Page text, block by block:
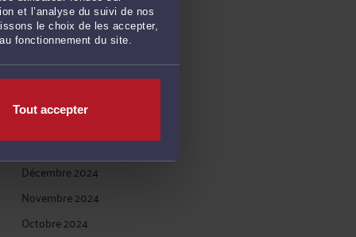
et l’analyse du suivi de nos
le choix de les accepter,
fonctionnement du site.
Tout accepter
Juin 2025
Mai 2025
Avril 2025
Février 2025
Janvier 2025
Décembre 2024
Novembre 2024
Octobre 2024